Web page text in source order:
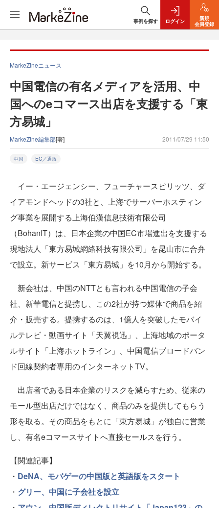
事例を探す ログイン
新規
会員登録
MarkeZineニュース
中国電信の有名メディアを活用、中
国へのeコマース出店を支援する「東
方易城」
MarkeZine編集部[著] 2011/07/29 11:50
中国 EC／通販
イー・エージェンシー、フューチャースピリッツ、ダ
イアモンドヘッドの3社と、上海でサーバーホスティン
グ事業を展開する上海伯漢信息技術有限公司
（BohanIT）は、日本企業の中国EC市場進出を支援する
現地法人「東方易城網絡科技有限公司」を昆山市に合弁
で設立。新サービス「東方易城」を10月から開始する。
新会社は、中国のNTTとも言われる中国電信の子会
社、新華電信と提携し、この2社が持つ媒体で商品を紹
介・販売する。提携するのは、1億人を突破したモバイ
ルテレビ・動画サイト「天翼視迅」、上海地域のポータ
ルサイト「上海ホットライン」、中国電信ブロードバン
ド回線契約者専用のインターネットTV。
出店者である日本企業のリスクを減らすため、従来の
モール型出店だけではなく、商品のみを提供してもらう
形を取る。その商品をもとに「東方易城」が独自に営業
し、有名eコマースサイトへ直接セールスを行う。
【関連記事】
・ DeNA、モバゲーの中国版と英語版をスタート
・ グリー、中国に子会社を設立